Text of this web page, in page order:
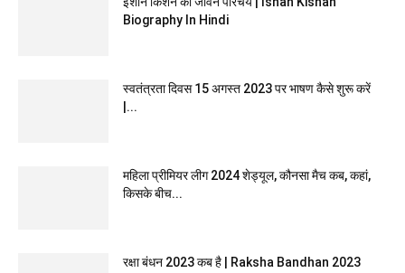
Biography In Hindi
स्वतंत्रता दिवस 15 अगस्त 2023 पर भाषण कैसे शुरू करें
|...
महिला प्रीमियर लीग 2024 शेड्यूल, कौनसा मैच कब, कहां,
किसके बीच...
रक्षा बंधन 2023 कब है | Raksha Bandhan 2023